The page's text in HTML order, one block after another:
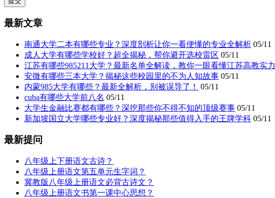
最新文章
南通大学二本有哪些专业？深度剖析让你一看便懂的专业全解析 05/11
成人大学有哪些学校好？超全揭秘，帮你避开选校雷区 05/11
江苏有哪些985211大学？最新名单全解读，教你一眼看懂江苏高教实力
安微有哪些三本大学？揭秘这些校园里的不为人知故事 05/11
内蒙985大学有哪些？最新全解析，别被误导了！
05/11
cuba有哪些大学前八名 05/11
大学生金融比赛都有哪些？深挖那些你不得不知的顶级赛事 05/11
新加坡国立大学哪些专业好？深度揭秘那些值得入手的王牌学科 05/11
最新提问
八年级上下册语文古诗？
八年级上册语文第五单元生字词？
冀教版八年级上册语文必背古诗文？
八年级上册语文书第一课中心思想？